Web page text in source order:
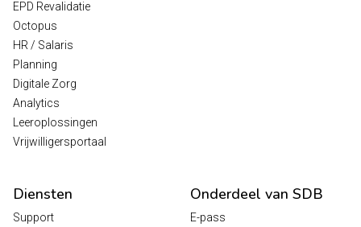
EPD Revalidatie
Octopus
HR / Salaris
Planning
Digitale Zorg
Analytics
Leeroplossingen
Vrijwilligersportaal
Diensten
Support
Onderdeel van SDB
E-pass